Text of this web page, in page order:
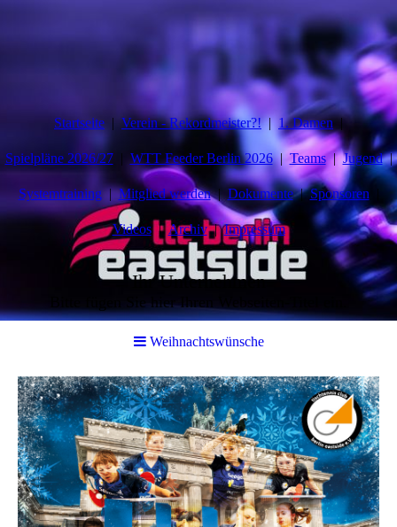
Startseite Verein - Rekordmeister?! 1. Damen
Spielpläne 2026/27 WTT Feeder Berlin 2026 Teams Jugend
Systemtraining Mitglied werden Dokumente Sponsoren
Videos Archiv Impressum
Ihr Unternehmen
Bitte fügen Sie hier Ihren Webseiten-Titel ein.
Weihnachtswünsche